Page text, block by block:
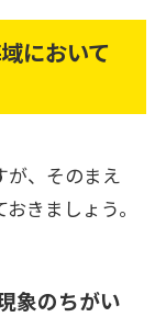
において
が、そのまえ
きましょう。
象のちがい